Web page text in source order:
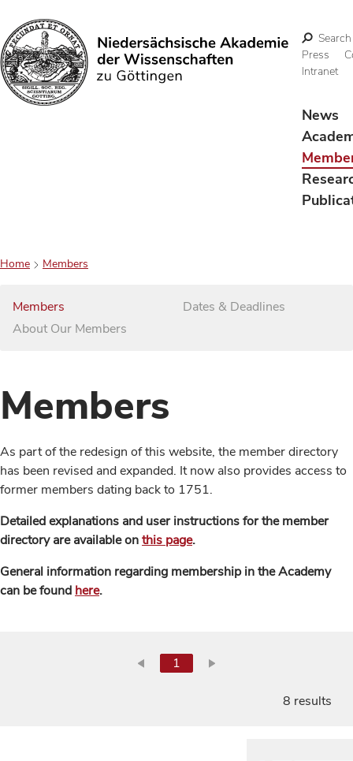
Search
Search
Press
Intranet
News
Home Members
Members
About Our Members
Dates & Deadlines
Members
As part of the redesign of this website, the member directory
has been revised and expanded. It now also provides access to
former members dating back to 1751.
Detailed explanations and user instructions for the member
directory are available onthis page.
General information regarding membership in the Academy
can be found here.
1
8 results